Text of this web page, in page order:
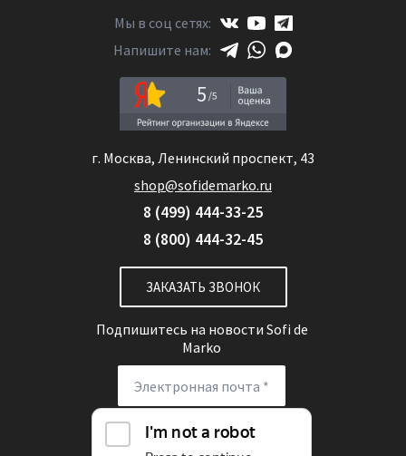
Мы в соц сетях:
Напишите нам:
5
г. Москва, Ленинский проспект, 43
shop@sofidemarko.ru
8 (499) 444-33-25
8 (800) 444-32-45
ЗАКАЗАТЬ ЗВОНОК
Подпишитесь на новости Sofi de
Marko